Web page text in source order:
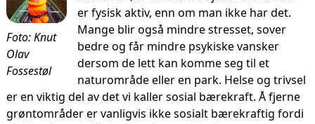
Foto: Knut
Olav
Fossestøl
er fysisk aktiv, enn om man ikke har det.
Mange blir også mindre stresset, sover
bedre og får mindre psykiske vansker
dersom de lett kan komme seg til et
naturområde eller en park. Helse og trivsel
er en viktig del av det vi kaller sosial bærekraft. Å fjerne
grøntområder er vanligvis ikke sosialt bærekraftig fordi